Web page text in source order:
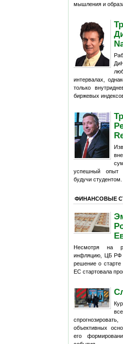
мышления и
интервалах,
только
биржевых
успешный опыт
будучи студентом.
ФИНАНСОВЫЕ
Несмотря на
инфляцию, ЦБ РФ
решение о
ЕС стартовала
объективных
его